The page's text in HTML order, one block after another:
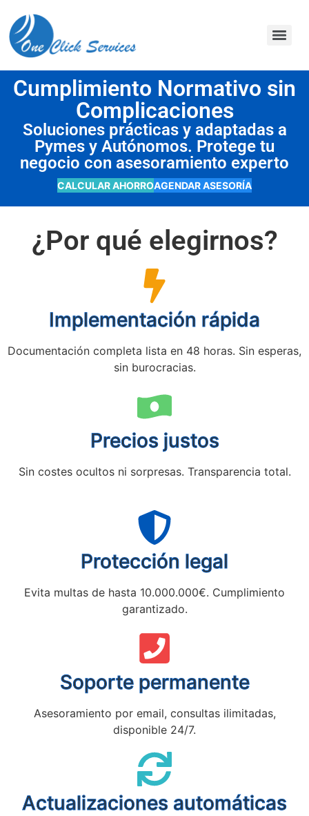
Cumplimiento Normativo sin
Complicaciones
Soluciones prácticas y adaptadas a
Pymes y Autónomos. Protege tu
negocio con asesoramiento experto
CALCULAR AHORROAGENDAR ASESORÍA
¿Por qué elegirnos?
Implementación rápida
Documentación completa lista en 48 horas. Sin esperas,
sin burocracias.
Precios justos
Sin costes ocultos ni sorpresas. Transparencia total.
Protección legal
Evita multas de hasta 10.000.000€. Cumplimiento
garantizado.
Soporte permanente
Asesoramiento por email, consultas ilimitadas,
disponible 24/7.
Actualizaciones automáticas